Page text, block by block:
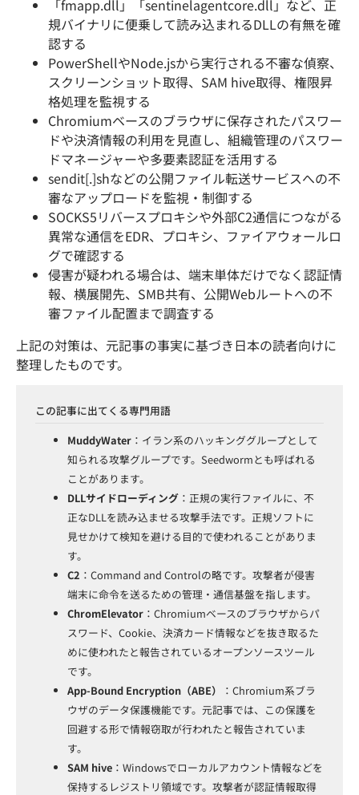
「fmapp.dll」「sentinelagentcore.dll」など、正
規バイナリに便乗して読み込まれるDLLの有無を確
認する
PowerShellやNode.jsから実行される不審な偵察、
スクリーンショット取得、SAM hive取得、権限昇
格処理を監視する
Chromiumベースのブラウザに保存されたパスワー
ドや決済情報の利用を見直し、組織管理のパスワー
ドマネージャーや多要素認証を活用する
sendit[.]shなどの公開ファイル転送サービスへの不
審なアップロードを監視・制御する
SOCKS5リバースプロキシや外部C2通信につながる
異常な通信をEDR、プロキシ、ファイアウォールロ
グで確認する
侵害が疑われる場合は、端末単体だけでなく認証情
報、横展開先、SMB共有、公開Webルートへの不
審ファイル配置まで調査する
上記の対策は、元記事の事実に基づき日本の読者向けに
整理したものです。
この記事に出てくる専門用語
MuddyWater ：イラン系のハッキンググループとして
知られる攻撃グループです。Seedwormとも呼ばれる
ことがあります。
DLLサイドローディング ：正規の実行ファイルに、不
正なDLLを読み込ませる攻撃手法です。正規ソフトに
見せかけて検知を避ける目的で使われることがありま
す。
C2 ：Command and Controlの略です。攻撃者が侵害
端末に命令を送るための管理・通信基盤を指します。
ChromElevator ：Chromiumベースのブラウザからパ
スワード、Cookie、決済カード情報などを抜き取るた
めに使われたと報告されているオープンソースツール
です。
App-Bound Encryption（ABE）
：Chromium系ブラ
ウザのデータ保護機能です。元記事では、この保護を
回避する形で情報窃取が行われたと報告されていま
す。
SAM hive ：Windowsでローカルアカウント情報などを
保持するレジストリ領域です。攻撃者が認証情報取得